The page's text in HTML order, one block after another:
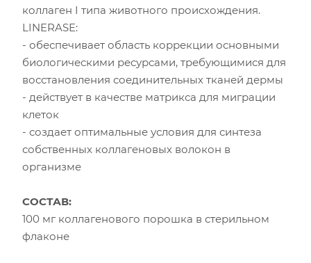
коллаген I типа животного происхождения.
LINERASE:
- обеспечивает область коррекции основными
биологическими ресурсами, требующимися для
восстановления соединительных тканей дермы
- действует в качестве матрикса для миграции
клеток
- создает оптимальные условия для синтеза
собственных коллагеновых волокон в
организме
СОСТАВ:
100 мг коллагенового порошка в стерильном
флаконе